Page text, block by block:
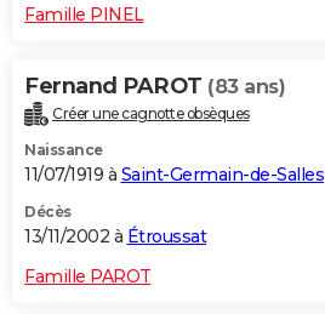
Famille PINEL
Fernand PAROT (83 ans)
Créer une cagnotte obsèques
Naissance
11/07/1919 à Saint-Germain-de-Salles
Décès
13/11/2002 à Étroussat
Famille PAROT